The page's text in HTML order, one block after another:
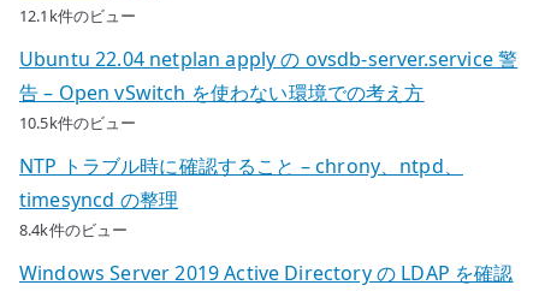
12.1k件のビュー
Ubuntu 22.04 netplan apply の ovsdb-server.service 警
告 – Open vSwitch を使わない環境での考え方
10.5k件のビュー
NTP トラブル時に確認すること – chrony、ntpd、
timesyncd の整理
8.4k件のビュー
Windows Server 2019 Active Directory の LDAP を確認